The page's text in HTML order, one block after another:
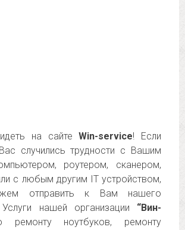
на сайтеWin-service! Если
случились трудности с Вашим
роутером, сканером,
с любым другим IT устройством,
отправить к Вам нашего
Услуги нашей организации “Вин-
ноутбуков, ремонту